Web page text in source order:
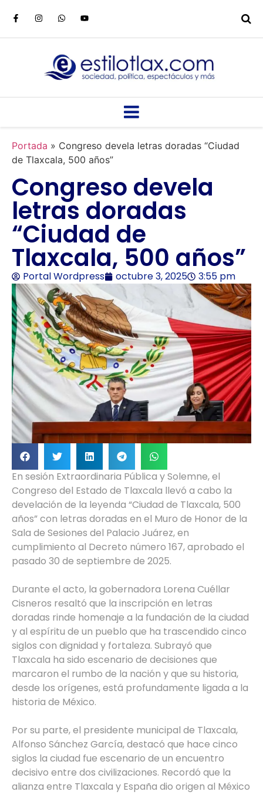
Portada » Congreso devela letras doradas “Ciudad
de Tlaxcala, 500 años”
Congreso devela
letras doradas
“Ciudad de
Tlaxcala, 500 años”
Portal Wordpress octubre 3, 2025 3:55 pm
En sesión Extraordinaria Pública y Solemne, el
Congreso del Estado de Tlaxcala llevó a cabo la
develación de la leyenda “Ciudad de Tlaxcala, 500
años” con letras doradas en el Muro de Honor de la
Sala de Sesiones del Palacio Juárez, en
cumplimiento al Decreto número 167, aprobado el
pasado 30 de septiembre de 2025.
Durante el acto, la gobernadora Lorena Cuéllar
Cisneros resaltó que la inscripción en letras
doradas rinde homenaje a la fundación de la ciudad
y al espíritu de un pueblo que ha trascendido cinco
siglos con dignidad y fortaleza. Subrayó que
Tlaxcala ha sido escenario de decisiones que
marcaron el rumbo de la nación y que su historia,
desde los orígenes, está profundamente ligada a la
historia de México.
Por su parte, el presidente municipal de Tlaxcala,
Alfonso Sánchez García, destacó que hace cinco
siglos la ciudad fue escenario de un encuentro
decisivo entre dos civilizaciones. Recordó que la
alianza entre Tlaxcala y España dio origen al México